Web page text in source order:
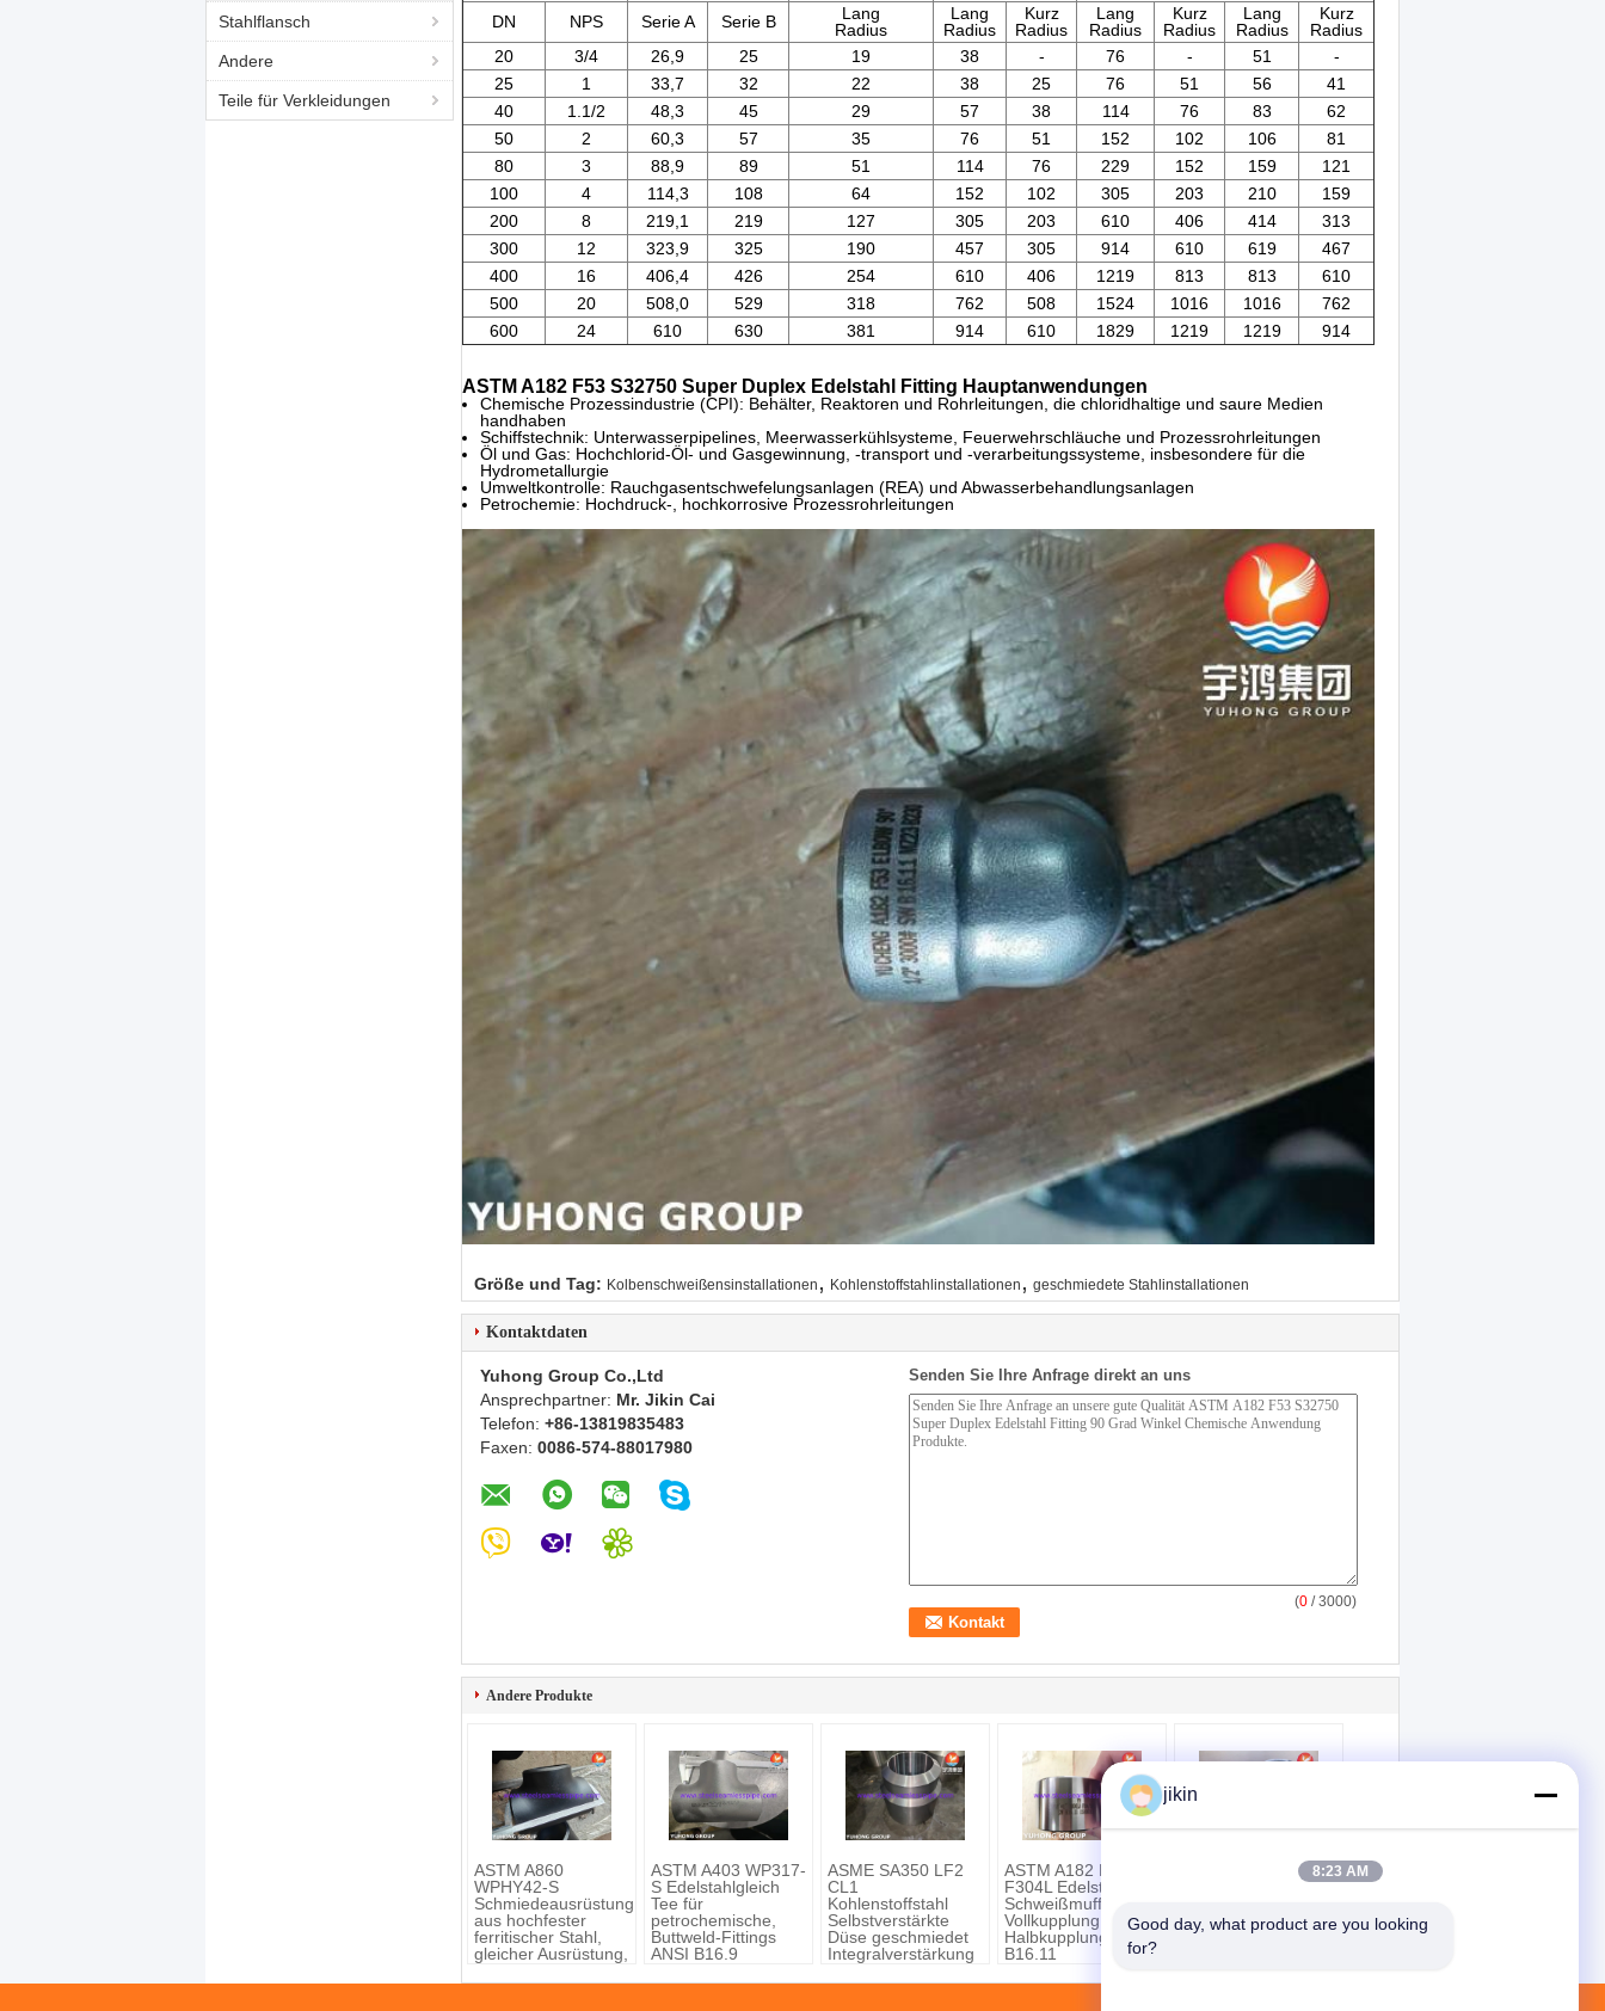
Stahlflansch
Andere
Teile für Verkleidungen
DN
NPS Serie A Serie B
Lang
Radius
Lang
Radius
Kurz
Radius
Lang
Radius
Kurz
Radius
Lang
Radius
Kurz
Radius
20
3/4 26,9 25 19 38 - 76 - 51
-
25
1 33,7 32 22 38 25 76 51 56
41
40
1.1/2 48,3 45 29 57 38 114 76 83
62
50
2 60,3 57 35 76 51 152 102 106
81
80
3 88,9 89 51 114 76 229 152 159
121
100
4 114,3 108 64 152 102 305 203 210
159
200
8 219,1 219 127 305 203 610 406 414
313
300
12 323,9 325 190 457 305 914 610 619
467
400
16 406,4 426 254 610 406 1219 813 813
610
500
20 508,0 529 318 762 508 1524 1016 1016
762
600
24 610 630 381 914 610 1829 1219 1219 914
ASTM A182 F53 S32750 Super Duplex Edelstahl Fitting Hauptanwendungen
Chemische Prozessindustrie (CPI): Behälter, Reaktoren und Rohrleitungen, die chloridhaltige und saure Medien
handhaben
Schiffstechnik: Unterwasserpipelines, Meerwasserkühlsysteme, Feuerwehrschläuche und Prozessrohrleitungen
Öl und Gas: Hochchlorid-Öl- und Gasgewinnung, -transport und -verarbeitungssysteme, insbesondere für die
Hydrometallurgie
Umweltkontrolle: Rauchgasentschwefelungsanlagen (REA) und Abwasserbehandlungsanlagen
Petrochemie: Hochdruck-, hochkorrosive Prozessrohrleitungen
Größe und Tag: Kolbenschweißensinstallationen , Kohlenstoffstahlinstallationen , geschmiedete Stahlinstallationen
Kontaktdaten
Yuhong Group Co.,Ltd
Ansprechpartner: Mr. Jikin Cai
Telefon: +86-13819835483
Faxen: 0086-574-88017980
Senden Sie Ihre Anfrage direkt an uns
(0 / 3000)
Andere Produkte
ASTM A860
WPHY42-S
Schmiedeausrüstung
aus hochfester
ferritischer Stahl,
gleicher Ausrüstung,
Reduktor, ASME
ASTM A403 WP317-
S Edelstahlgleich
Tee für
petrochemische,
Buttweld-Fittings
ANSI B16.9
ASME SA350 LF2
CL1
Kohlenstoffstahl
Selbstverstärkte
Düse geschmiedet
Integralverstärkung
ASTM A182 F304,
F304L Edelstahl-
Schweißmuffen-
Vollkupplung,
Halbkupplung
B16.11
Rohrverbindungen
aus Nickellegierten
UNS N10675,
Hastelloy B3 Lap
jikin
8:23 AM
Good day, what product are you looking
for?